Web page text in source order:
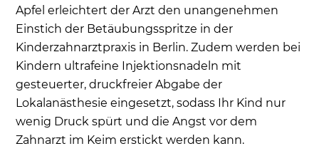
Apfel erleichtert der Arzt den unangenehmen
Einstich der Betäubungsspritze in der
Kinderzahnarztpraxis in Berlin. Zudem werden bei
Kindern ultrafeine Injektionsnadeln mit
gesteuerter, druckfreier Abgabe der
Lokalanästhesie eingesetzt, sodass Ihr Kind nur
wenig Druck spürt und die Angst vor dem
Zahnarzt im Keim erstickt werden kann.